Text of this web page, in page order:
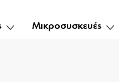
Μικροσυσκευές